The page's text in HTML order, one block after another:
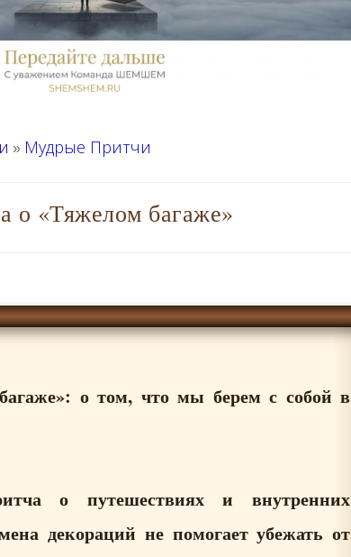
» Мудрые Притчи
о «Тяжелом багаже»
о том, что мы берем с собой в
о путешествиях и внутренних
декораций не помогает убежать от